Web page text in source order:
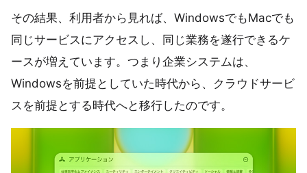
その結果、利用者から見れば、WindowsでもMacでも
同じサービスにアクセスし、同じ業務を遂行できるケ
ースが増えています。つまり企業システムは、
Windowsを前提としていた時代から、クラウドサービ
スを前提とする時代へと移行したのです。